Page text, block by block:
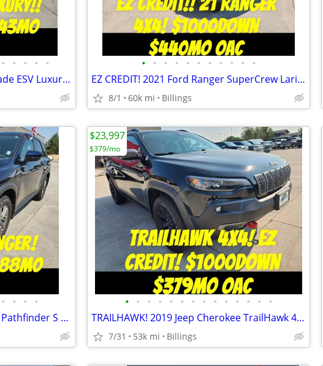
• • • • •
EZ CREDIT!! 2017 Cadillac Escalade ESV Luxury 4x4 $1000Down $343mo OAC
• • • • • • • • • • •
EZ CREDIT! 2021 Ford Ranger SuperCrew Lariat 4x4 $1000Down $440mo OAC
8/1 60k mi Billings
• • • •
BEAUTIFUL 3ROW! 2022 Nissan Pathfinder S 4WD $1000Down $388mo OAC
• • • • • • • • • • • • • •
TRAILHAWK! 2019 Jeep Cherokee TrailHawk 4x4 $1000Down $379mo OAC
7/31 53k mi Billings
$23,997
$379/mo